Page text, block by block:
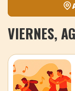
VIERNES,